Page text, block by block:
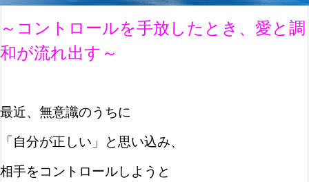
～ コントロールを手放したとき、愛と調
和が流れ出す ～
最近、無意識のうちに
「自分が正しい」と思い込み、
相手をコントロールしようと